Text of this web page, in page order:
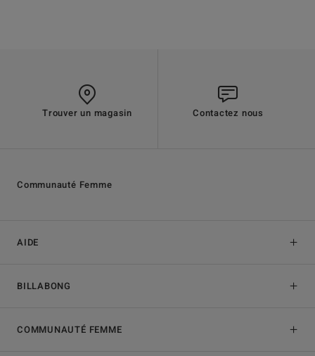
Trouver un magasin Contactez nous
AIDE
BILLABONG
Communauté Femme
COMMUNAUTÉ FEMME